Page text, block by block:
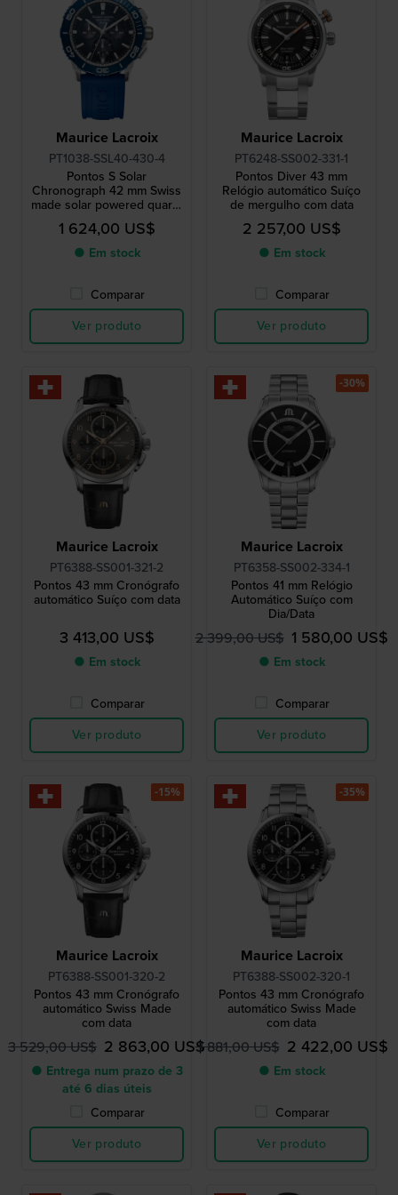
Maurice Lacroix
PT1038-SSL40-430-4
Pontos S Solar
Chronograph 42 mm Swiss
made solar powered quartz
chronograph
1 624,00 US$
● Em stock
Comparar
Ver produto
Maurice Lacroix
PT6248-SS002-331-1
Pontos Diver 43 mm
Relógio automático Suíço
de mergulho com data
2 257,00 US$
● Em stock
Comparar
Ver produto
Maurice Lacroix
PT6388-SS001-321-2
Pontos 43 mm Cronógrafo
automático Suíço com data
3 413,00 US$
● Em stock
Comparar
Ver produto
Maurice Lacroix
PT6358-SS002-334-1
Pontos 41 mm Relógio
Automático Suíço com
Dia/Data
2 399,00 US$ 1 580,00 US$
● Em stock
Comparar
Ver produto
-30%
Maurice Lacroix
PT6388-SS001-320-2
Pontos 43 mm Cronógrafo
automático Swiss Made
com data
3 529,00 US$ 2 863,00 US$
● Entrega num prazo de 3
até 6 dias úteis
Comparar
Ver produto
-15%
Maurice Lacroix
PT6388-SS002-320-1
Pontos 43 mm Cronógrafo
automático Swiss Made
com data
3 881,00 US$ 2 422,00 US$
● Em stock
Comparar
Ver produto
-35%